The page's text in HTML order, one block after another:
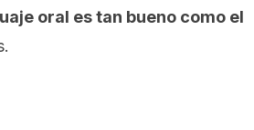
oral es tan bueno como el